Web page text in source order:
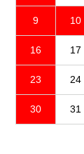
9 10
16 17
23 24
30 31